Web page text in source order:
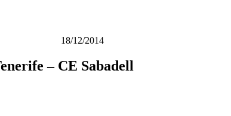
18/12/2014
– CE Sabadell